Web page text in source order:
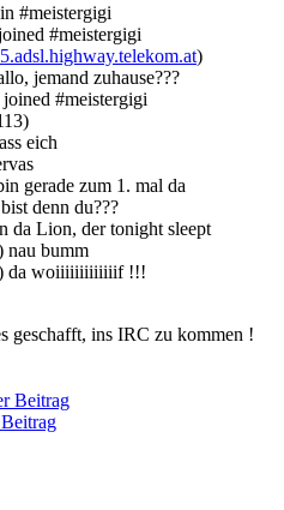
#meistergigi
#meistergigi
)
jemand zuhause???
joined #meistergigi
eich
gerade zum 1. mal da
denn du???
da Lion, der tonight sleept
nau bumm
da woiiiiiiiiiiiiif !!!
geschafft, ins IRC zu kommen !
Beitrag